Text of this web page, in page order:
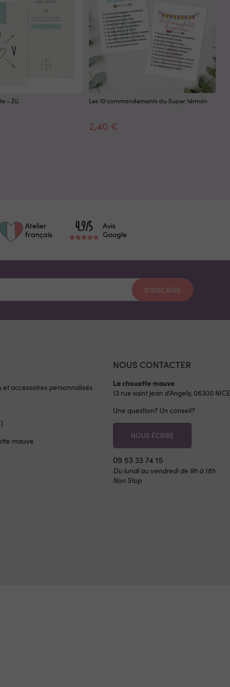
- Zü Les 10 commandements du Super témoin
2,40 €
Atelier
français
Avis
Google
S'INSCRIRE
et accessoires personnalisés
mauve
NOUS CONTACTER
La chouette mauve
13 rue saint jean d'Angely, 06300 NICE
Une question? Un conseil?
NOUS ÉCRIRE
09 53 33 74 15
Du lundi au vendredi de 9h à 18h
Non Stop